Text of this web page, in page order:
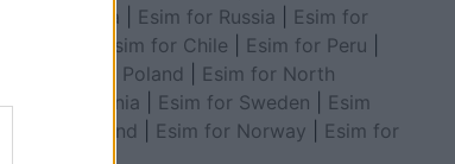
Australia
Esim for Russia
Esim for
Esim for Chile Esim for Peru
Esim for Poland
Esim for North
Macedonia
Esim for Sweden
Esim
for Finland
Esim for Norway
Esim for